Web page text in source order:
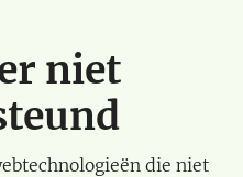
niet
die niet